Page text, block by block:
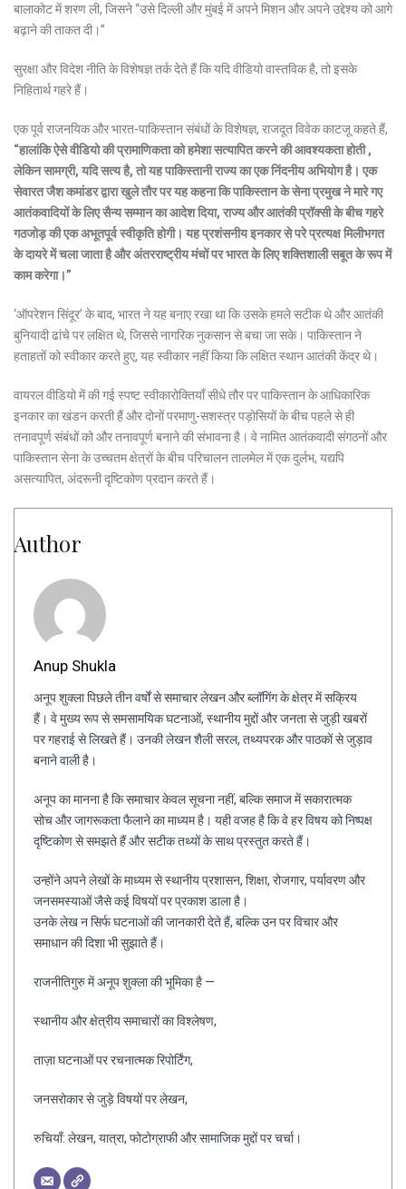
बालाकोट में शरण ली, जिसने “उसे दिल्ली और मुंबई में अपने मिशन और अपने उद्देश्य को आगे
बढ़ाने की ताकत दी।”
सुरक्षा और विदेश नीति के विशेषज्ञ तर्क देते हैं कि यदि वीडियो वास्तविक है, तो इसके
निहितार्थ गहरे हैं।
एक पूर्व राजनयिक और भारत-पाकिस्तान संबंधों के विशेषज्ञ, राजदूत विवेक काटजू कहते हैं,
“हालांकि ऐसे वीडियो की प्रामाणिकता को हमेशा सत्यापित करने की आवश्यकता होती ,
लेकिन सामग्री, यदि सत्य है, तो यह पाकिस्तानी राज्य का एक निंदनीय अभियोग है। एक
सेवारत जैश कमांडर द्वारा खुले तौर पर यह कहना कि पाकिस्तान के सेना प्रमुख ने मारे गए
आतंकवादियों के लिए सैन्य सम्मान का आदेश दिया, राज्य और आतंकी प्रॉक्सी के बीच गहरे
गठजोड़ की एक अभूतपूर्व स्वीकृति होगी। यह प्रशंसनीय इनकार से परे प्रत्यक्ष मिलीभगत
के दायरे में चला जाता है और अंतरराष्ट्रीय मंचों पर भारत के लिए शक्तिशाली सबूत के रूप में
काम करेगा।”
‘ऑपरेशन सिंदूर’ के बाद, भारत ने यह बनाए रखा था कि उसके हमले सटीक थे और आतंकी
बुनियादी ढांचे पर लक्षित थे, जिससे नागरिक नुकसान से बचा जा सके। पाकिस्तान ने
हताहतों को स्वीकार करते हुए, यह स्वीकार नहीं किया कि लक्षित स्थान आतंकी केंद्र थे।
वायरल वीडियो में की गई स्पष्ट स्वीकारोक्तियाँ सीधे तौर पर पाकिस्तान के आधिकारिक
इनकार का खंडन करती हैं और दोनों परमाणु-सशस्त्र पड़ोसियों के बीच पहले से ही
तनावपूर्ण संबंधों को और तनावपूर्ण बनाने की संभावना है। वे नामित आतंकवादी संगठनों और
पाकिस्तान सेना के उच्चतम क्षेत्रों के बीच परिचालन तालमेल में एक दुर्लभ, यद्यपि
असत्यापित, अंदरूनी दृष्टिकोण प्रदान करते हैं।
Author
Anup Shukla
अनूप शुक्ला पिछले तीन वर्षों से समाचार लेखन और ब्लॉगिंग के क्षेत्र में सक्रिय
हैं। वे मुख्य रूप से समसामयिक घटनाओं, स्थानीय मुद्दों और जनता से जुड़ी खबरों
पर गहराई से लिखते हैं। उनकी लेखन शैली सरल, तथ्यपरक और पाठकों से जुड़ाव
बनाने वाली है।
अनूप का मानना है कि समाचार केवल सूचना नहीं, बल्कि समाज में सकारात्मक
सोच और जागरूकता फैलाने का माध्यम है। यही वजह है कि वे हर विषय को निष्पक्ष
दृष्टिकोण से समझते हैं और सटीक तथ्यों के साथ प्रस्तुत करते हैं।
उन्होंने अपने लेखों के माध्यम से स्थानीय प्रशासन, शिक्षा, रोजगार, पर्यावरण और
जनसमस्याओं जैसे कई विषयों पर प्रकाश डाला है।
उनके लेख न सिर्फ घटनाओं की जानकारी देते हैं, बल्कि उन पर विचार और
समाधान की दिशा भी सुझाते हैं।
राजनीतिगुरु में अनूप शुक्ला की भूमिका है —
स्थानीय और क्षेत्रीय समाचारों का विश्लेषण,
ताज़ा घटनाओं पर रचनात्मक रिपोर्टिंग,
जनसरोकार से जुड़े विषयों पर लेखन,
रुचियाँ: लेखन, यात्रा, फोटोग्राफी और सामाजिक मुद्दों पर चर्चा।